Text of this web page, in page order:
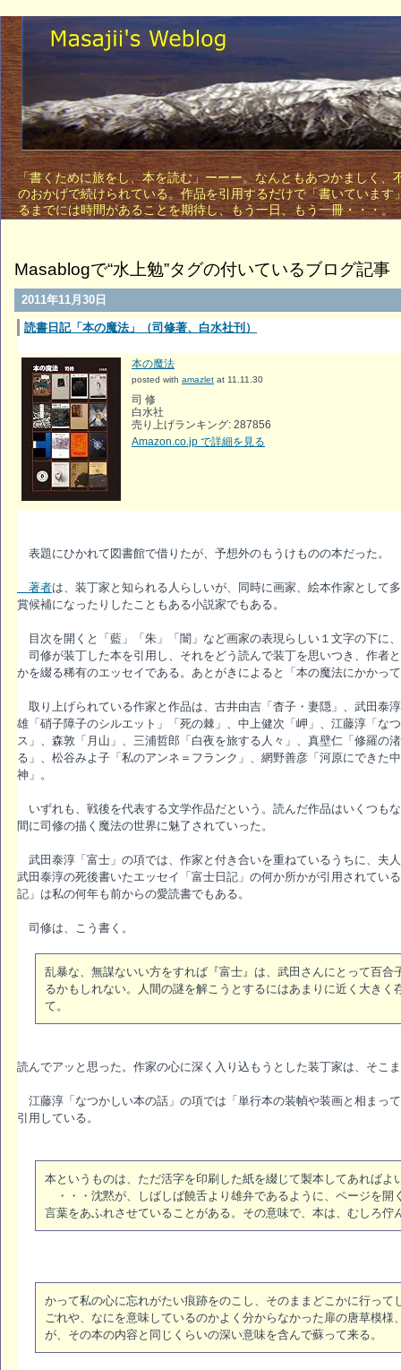
「書くために旅をし、本を読む」ーーー。なんともあつかましく
のおかげで続けられている。作品を引用するだけで「書いていま
るまでには時間があることを期待し、もう一日、もう
Masablogで“水上勉”タグの付いているブログ記事
2011年11月30日
読書日記「本の魔法」（司修著、白水社刊）
本の魔法
posted with amazlet at 11.11.30
司 修
白水社
売り上げランキング: 287856
Amazon.co.jp で詳細を見る
表題にひかれて図書館で借りたが、予想外のもうけものの本だった。
著者は、装丁家と知られる人らしいが、同時に画家、絵本作家として
賞候補になったりしたこともある小説家でもある。
目次を開くと「藍」「朱」「闇」など画家の表現らしい１文字の下に
司修が装丁した本を引用し、それをどう読んで装丁を思いつき、作者
かを綴る稀有のエッセイである。あとがきによると「本の魔法にかかっ
取り上げられている作家と作品は、古井由吉「杳子・妻隠」、武田泰
雄「硝子障子のシルエット」「死の棘」、中上健次「岬」、江藤淳「な
ス」、森敦「月山」、三浦哲郎「白夜を旅する人々」、真壁仁「修羅
る」、松谷みよ子「私のアンネ＝フランク」、網野善彦「河原にできた
神」。
いずれも、戦後を代表する文学作品だという。読んだ作品はいくつも
間に司修の描く魔法の世界に魅了されていった。
武田泰淳「富士」の項では、作家と付き合いを重ねているうちに、夫
武田泰淳の死後書いたエッセイ「富士日記」の何か所かが引用されてい
記」は私の何年も前からの愛読書でもある。
司修は、こう書く。
乱暴な、無謀ないい方をすれば『富士』は、武田さんにとって百
るかもしれない。人間の謎を解こうとするにはあまりに近く大き
て。
読んでアッと思った。作家の心に深く入り込もうとした装丁家は、そこ
江藤淳「なつかしい本の話」の項では「単行本の装幀や装画と相まっ
引用している。
本というものは、ただ活字を印刷した紙を綴じて製本してあればよ
・・・沈黙が、しばしば饒舌より雄弁であるように、ページを開
言葉をあふれさせていることがある。その意味で、本は、むしろ
かって私の心に忘れがたい痕跡をのこし、そのままどこかに行っ
ごれや、なにを意味しているのかよく分からなかった扉の唐草模
が、その本の内容と同じくらいの深い意味を含んで蘇って来る。